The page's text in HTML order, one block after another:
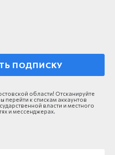
ПОДПИСКУ
области! Отсканируйте
перейти к спискам аккаунтов
власти и местного
и мессенджерах.